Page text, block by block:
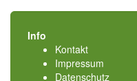
Info
Kontakt
Impressum
Datenschutz